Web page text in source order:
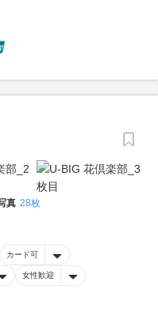
真 28枚
カード可
女性歓迎